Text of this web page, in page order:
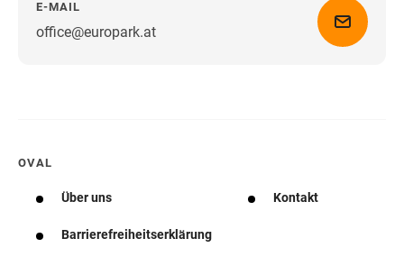
E-MAIL
office@europark.atWegbeschreibung erhalten
OVAL
Über uns Kontakt
Barrierefreiheitserklärung